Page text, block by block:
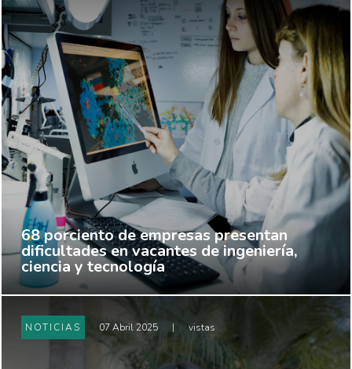
68 porciento de empresas presentan
dificultades en vacantes de ingeniería,
ciencia y tecnología
NOTICIAS 07 Abril 2025 | vistas